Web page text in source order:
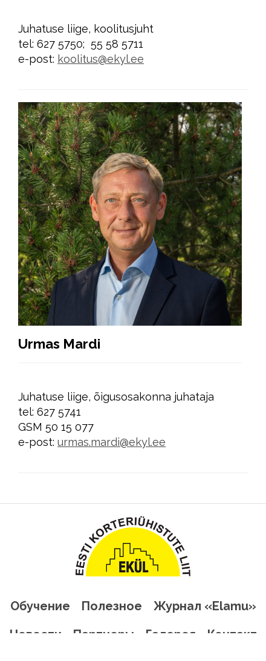
Juhatuse liige, koolitusjuht
tel: 627 5750; 55 58 5711
e-post: koolitus@ekyl.ee
Urmas Mardi
Juhatuse liige, õigusosakonna juhataja
tel: 627 5741
GSM 50 15 077
e-post: urmas.mardi@ekyl.ee
Обучение Полезное
Журнал «Elamu»
Новости
Партнеры Галерея Контакт